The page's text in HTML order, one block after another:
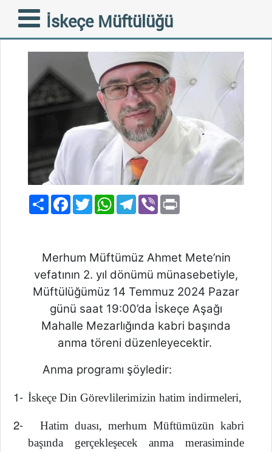
İskeçe Müftülüğü
DUYURU VE DAVET
PaylaşFacebook
TwitterWhatsAppTelegram
Viber
Merhum Müftümüz Ahmet Mete’nin
vefatının 2. yıl dönümü münasebetiyle,
Müftülüğümüz 14 Temmuz 2024 Pazar
günü saat 19:00’da İskeçe Aşağı
Mahalle Mezarlığında kabri başında
anma töreni düzenleyecektir.
Anma programı şöyledir:
1- İskeçe Din Görevlilerimizin hatim indirmeleri,
2-
Hatim duası, merhum Müftümüzün kabri
başında gerçekleşecek anma merasiminde